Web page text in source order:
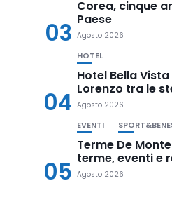
03
Corea, cinque
Paese
Agosto 2026
04
HOTEL
Hotel Bella
Lorenzo tra le
Agosto 2026
05
EVENTI
Terme De
terme, eventi e
Agosto 2026